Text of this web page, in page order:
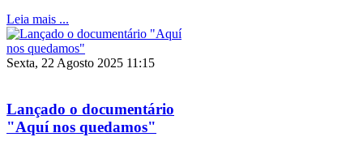
Leia mais ...
Sexta, 22 Agosto 2025 11:15
Lançado o documentário
"Aquí nos quedamos"